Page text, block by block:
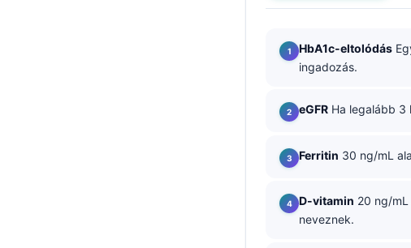
HbA1c-eltolódás
ingadozás.
eGFR Ha legalább 3
Ferritin 30 ng/mL
D-vitamin 20 ng/
neveznek.